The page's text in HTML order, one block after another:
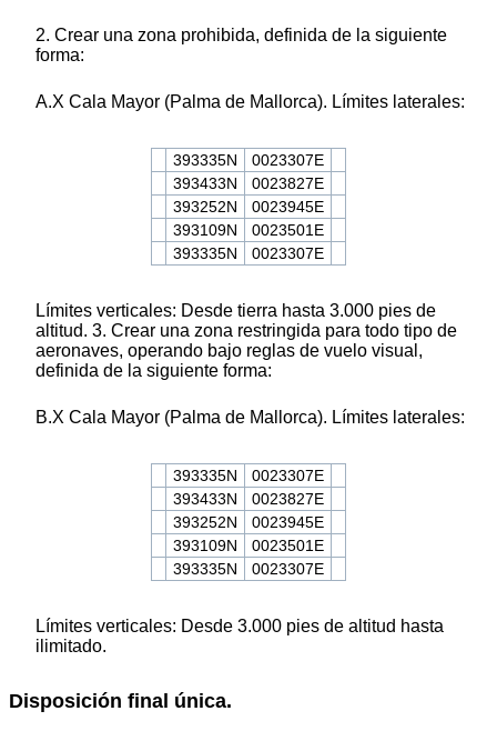
2. Crear una zona prohibida, definida de la siguiente
forma:
A.X Cala Mayor (Palma de Mallorca). Límites laterales:
393335N
0023307E
393433N
0023827E
393252N
0023945E
393109N
0023501E
393335N
0023307E
Límites verticales: Desde tierra hasta 3.000 pies de
altitud. 3. Crear una zona restringida para todo tipo de
aeronaves, operando bajo reglas de vuelo visual,
definida de la siguiente forma:
B.X Cala Mayor (Palma de Mallorca). Límites laterales:
393335N
0023307E
393433N
0023827E
393252N
0023945E
393109N
0023501E
393335N
0023307E
Límites verticales: Desde 3.000 pies de altitud hasta
ilimitado.
Disposición final única.